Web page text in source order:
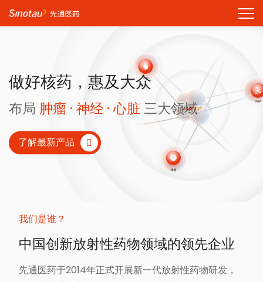
做好核药，惠及大众
布局 肿瘤 · 神经 · 心脏 三大领域
了解最新产品
我们是谁？
中国创新放射性药物领域的领先企业
先通医药于2014年正式开展新一代放射性药物研发，